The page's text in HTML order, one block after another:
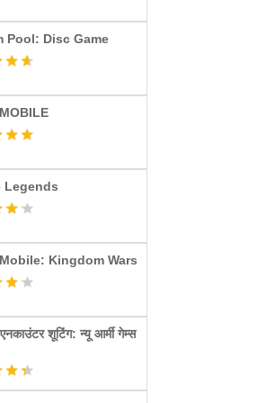
Pool: Disc Game
Legends
Kingdom Wars
शूटिंग: न्यू आर्मी गेम्स